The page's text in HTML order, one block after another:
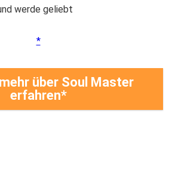
werde geliebt
über Soul Master
erfahren